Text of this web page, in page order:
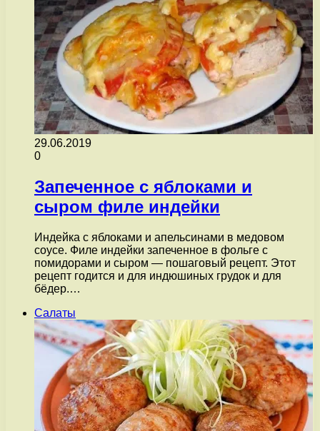
29.06.2019
0
Запеченное с яблоками и
сыром филе индейки
Индейка с яблоками и апельсинами в медовом
соусе. Филе индейки запеченное в фольге с
помидорами и сыром — пошаговый рецепт. Этот
рецепт годится и для индюшиных грудок и для
бёдер.…
Салаты